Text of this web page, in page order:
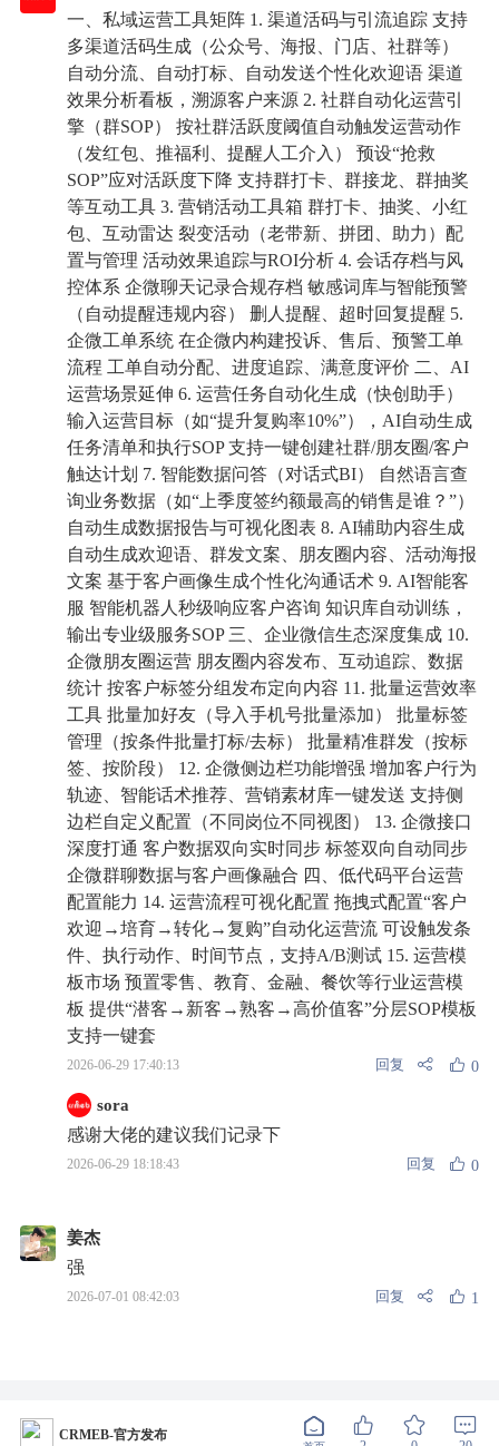
CRMEB-官方发布
一、私域运营工具矩阵 1. 渠道活码与引流追踪 支持
多渠道活码生成（公众号、海报、门店、社群等）
自动分流、自动打标、自动发送个性化欢迎语 渠道
效果分析看板，溯源客户来源 2. 社群自动化运营引
擎（群SOP） 按社群活跃度阈值自动触发运营动作
（发红包、推福利、提醒人工介入） 预设“抢救
SOP”应对活跃度下降 支持群打卡、群接龙、群抽奖
等互动工具 3. 营销活动工具箱 群打卡、抽奖、小红
包、互动雷达 裂变活动（老带新、拼团、助力）配
置与管理 活动效果追踪与ROI分析 4. 会话存档与风
控体系 企微聊天记录合规存档 敏感词库与智能预警
（自动提醒违规内容） 删人提醒、超时回复提醒 5.
企微工单系统 在企微内构建投诉、售后、预警工单
流程 工单自动分配、进度追踪、满意度评价 二、AI
运营场景延伸 6. 运营任务自动化生成（快创助手）
输入运营目标（如“提升复购率10%”），AI自动生成
任务清单和执行SOP 支持一键创建社群/朋友圈/客户
触达计划 7. 智能数据问答（对话式BI） 自然语言查
询业务数据（如“上季度签约额最高的销售是谁？”）
自动生成数据报告与可视化图表 8. AI辅助内容生成
自动生成欢迎语、群发文案、朋友圈内容、活动海报
文案 基于客户画像生成个性化沟通话术 9. AI智能客
服 智能机器人秒级响应客户咨询 知识库自动训练，
输出专业级服务SOP 三、企业微信生态深度集成 10.
企微朋友圈运营 朋友圈内容发布、互动追踪、数据
统计 按客户标签分组发布定向内容 11. 批量运营效率
工具 批量加好友（导入手机号批量添加） 批量标签
管理（按条件批量打标/去标） 批量精准群发（按标
签、按阶段） 12. 企微侧边栏功能增强 增加客户行为
轨迹、智能话术推荐、营销素材库一键发送 支持侧
边栏自定义配置（不同岗位不同视图） 13. 企微接口
深度打通 客户数据双向实时同步 标签双向自动同步
企微群聊数据与客户画像融合 四、低代码平台运营
配置能力 14. 运营流程可视化配置 拖拽式配置“客户
欢迎→培育→转化→复购”自动化运营流 可设触发条
件、执行动作、时间节点，支持A/B测试 15. 运营模
板市场 预置零售、教育、金融、餐饮等行业运营模
板 提供“潜客→新客→熟客→高价值客”分层SOP模板
支持一键套
2026-06-29 17:40:13 回复 0
sora
感谢大佬的建议我们记录下
2026-06-29 18:18:43 回复 0
姜杰
强
2026-07-01 08:42:03 回复 1